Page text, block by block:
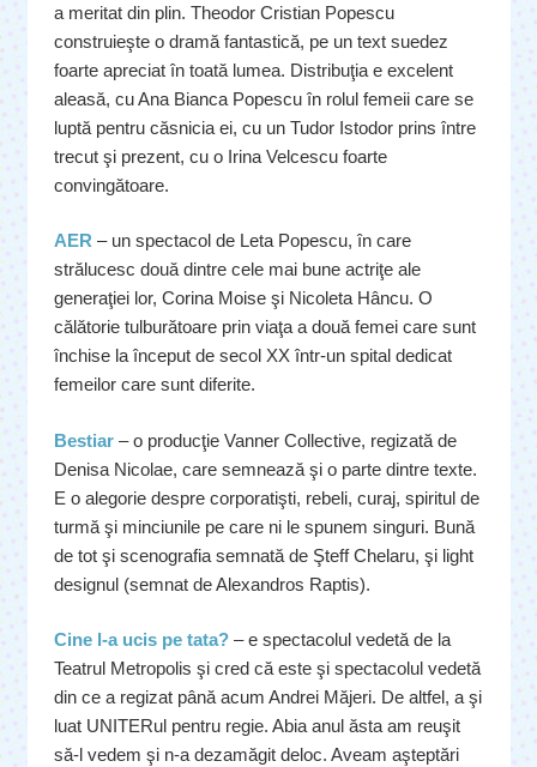
a meritat din plin. Theodor Cristian Popescu
construieşte o dramă fantastică, pe un text suedez
foarte apreciat în toată lumea. Distribuţia e excelent
aleasă, cu Ana Bianca Popescu în rolul femeii care se
luptă pentru căsnicia ei, cu un Tudor Istodor prins între
trecut şi prezent, cu o Irina Velcescu foarte
convingătoare.
AER – un spectacol de Leta Popescu, în care
strălucesc două dintre cele mai bune actriţe ale
generaţiei lor, Corina Moise şi Nicoleta Hâncu. O
călătorie tulburătoare prin viaţa a două femei care sunt
închise la început de secol XX într-un spital dedicat
femeilor care sunt diferite.
Bestiar – o producţie Vanner Collective, regizată de
Denisa Nicolae, care semnează şi o parte dintre texte.
E o alegorie despre corporatişti, rebeli, curaj, spiritul de
turmă şi minciunile pe care ni le spunem singuri. Bună
de tot şi scenografia semnată de Şteff Chelaru, şi light
designul (semnat de Alexandros Raptis).
Cine l-a ucis pe tata? – e spectacolul vedetă de la
Teatrul Metropolis şi cred că este şi spectacolul vedetă
din ce a regizat până acum Andrei Măjeri. De altfel, a şi
luat UNITERul pentru regie. Abia anul ăsta am reuşit
să-l vedem şi n-a dezamăgit deloc. Aveam aşteptări